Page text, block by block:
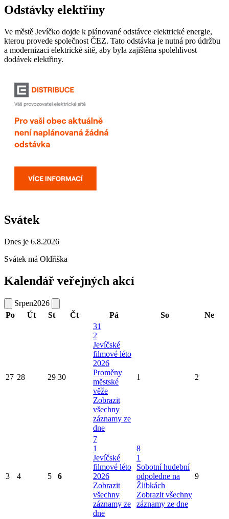
Odstávky elektřiny
Ve městě Jevíčko dojde k plánované odstávce elektrické energie,
kterou provede společnost ČEZ. Tato odstávka je nutná pro údržbu
a modernizaci elektrické sítě, aby byla zajištěna spolehlivost
dodávek elektřiny.
Svátek
Dnes je 6.8.2026
Svátek má Oldřiška
Kalendář veřejných akcí
Srpen2026
Po
Út St Čt Pá So Ne
27 28 29 30
31
2
Jevíčské
filmové léto
2026
Proměny
městské
věže
Zobrazit
všechny
záznamy ze
dne
1 2
3 4 5 6
7
1
Jevíčské
filmové léto
2026
Zobrazit
všechny
záznamy ze
dne
8
1
Sobotní hudební
odpoledne na
Žlibkách
Zobrazit všechny
záznamy ze dne
9